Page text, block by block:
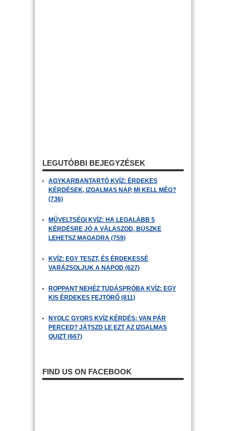
LEGUTÓBBI BEJEGYZÉSEK
AGYKARBANTARTÓ KVÍZ: ÉRDEKES
KÉRDÉSEK, IZGALMAS NAP, MI KELL MÉG?
(736)
MŰVELTSÉGI KVÍZ: HA LEGALÁBB 5
KÉRDÉSRE JÓ A VÁLASZOD, BÜSZKE
LEHETSZ MAGADRA (759)
KVÍZ: EGY TESZT, ÉS ÉRDEKESSÉ
VARÁZSOLJUK A NAPOD (627)
ROPPANT NEHÉZ TUDÁSPRÓBA KVÍZ: EGY
KIS ÉRDEKES FEJTÖRŐ (811)
NYOLC GYORS KVÍZ KÉRDÉS: VAN PÁR
PERCED? JÁTSZD LE EZT AZ IZGALMAS
QUIZT (667)
FIND US ON FACEBOOK